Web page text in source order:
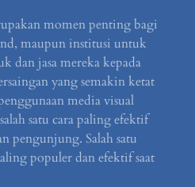
momen penting bagi
maupun institusi untuk
dan jasa mereka kepada
yang semakin ketat
media visual
satu cara paling efektif
pengunjung. Salah satu
populer dan efektif saat